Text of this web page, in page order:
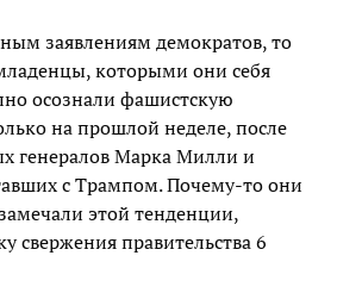
заявлениям демократов, то
которыми они себя
осознали фашистскую
на прошлой неделе, после
генералов Марка Милли и
с Трампом. Почему-то они
этой тенденции,
свержения правительства 6